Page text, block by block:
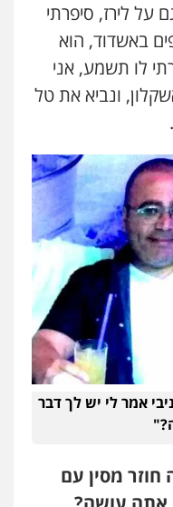
על לירז, סיפרתי
באשדוד, הוא
לו תשמע, אני
ונביא את טל
אמר לי יש לך דבר
שאתה חוזר מסין עם